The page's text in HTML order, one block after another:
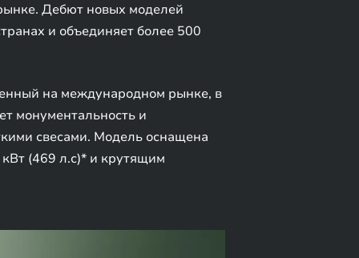
Дебют новых моделей
и объединяет более 500
на международном рынке, в
монументальность и
свесами. Модель оснащена
(469 л.с)* и крутящим